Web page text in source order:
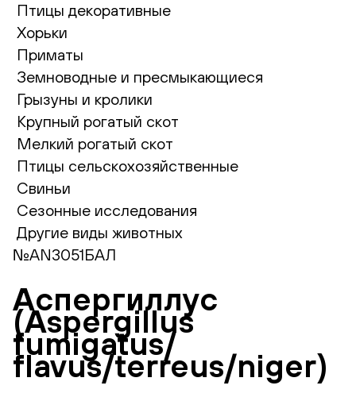
Птицы декоративные
Хорьки
Приматы
Земноводные и пресмыкающиеся
Грызуны и кролики
Крупный рогатый скот
Мелкий рогатый скот
Птицы сельскохозяйственные
Свиньи
Сезонные исследования
Другие виды животных
№AN3051БАЛ
Аспергиллус
(Aspergillus
fumigatus/
flavus/terreus/niger)